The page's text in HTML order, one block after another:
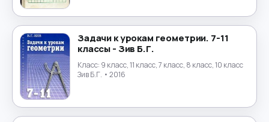
Задачи к урокам геометрии. 7-11
классы - Зив Б.Г.
Класс: 9 класс, 11 класс, 7 класс, 8 класс, 10 класс
Зив Б.Г. • 2016